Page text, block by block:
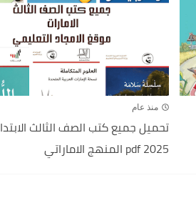
منذ عام
تحميل جميع كتب الصف الثالث
2025 pdf المنهج الاماراتي